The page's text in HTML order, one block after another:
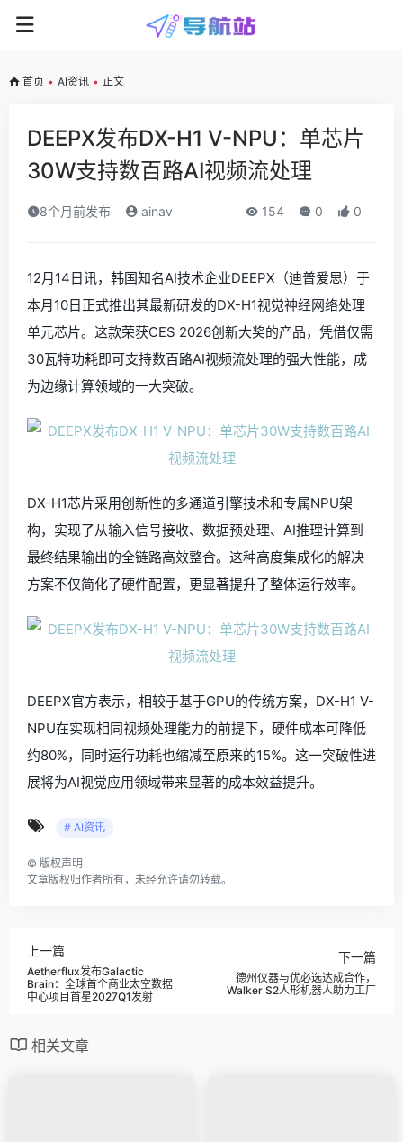
首页 • AI资讯 • 正文
DEEPX发布DX-H1 V-NPU：单芯片
30W支持数百路AI视频流处理
8个月前发布 ainav 154 0 0
12月14日讯，韩国知名AI技术企业DEEPX（迪普爱思）于
本月10日正式推出其最新研发的DX-H1视觉神经网络处理
单元芯片。这款荣获CES 2026创新大奖的产品，凭借仅需
30瓦特功耗即可支持数百路AI视频流处理的强大性能，成
为边缘计算领域的一大突破。
DX-H1芯片采用创新性的多通道引擎技术和专属NPU架
构，实现了从输入信号接收、数据预处理、AI推理计算到
最终结果输出的全链路高效整合。这种高度集成化的解决
方案不仅简化了硬件配置，更显著提升了整体运行效率。
DEEPX官方表示，相较于基于GPU的传统方案，DX-H1 V-
NPU在实现相同视频处理能力的前提下，硬件成本可降低
约80%，同时运行功耗也缩减至原来的15%。这一突破性进
展将为AI视觉应用领域带来显著的成本效益提升。
# AI资讯
© 版权声明
文章版权归作者所有，未经允许请勿转载。
上一篇
Aetherflux发布Galactic
Brain：全球首个商业太空数据
中心项目首星2027Q1发射
下一篇
德州仪器与优必选达成合作，
Walker S2人形机器人助力工厂
相关文章